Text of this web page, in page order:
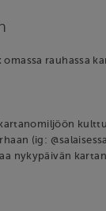
rauhassa
(ig:
nykypäivän